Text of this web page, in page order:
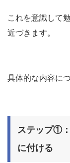
これを意識して
近づきます。
具体的な内容に
ステップ①
に付ける